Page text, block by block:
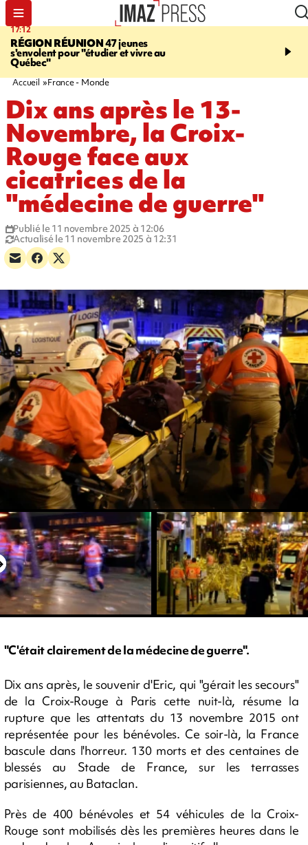
17:12
RÉGION RÉUNION47 jeunes
s'envolent pour "étudier et vivre au
Québec"
19:05
chute de 6 mètres lors
Accueil France - Monde
Dix ans après le 13-
Novembre, la Croix-
Rouge face aux
cicatrices de la
"médecine de guerre"
Publié le 11 novembre 2025 à 12:06
Actualisé le 11 novembre 2025 à 12:31
"C'était clairement de la médecine de guerre".
Dix ans après, le souvenir d'Eric, qui "gérait les secours"
de la Croix-Rouge à Paris cette nuit-là, résume la
rupture que les attentats du 13 novembre 2015 ont
représentée pour les bénévoles. Ce soir-là, la France
bascule dans l'horreur. 130 morts et des centaines de
blessés au Stade de France, sur les terrasses
parisiennes, au Bataclan.
Près de 400 bénévoles et 54 véhicules de la Croix-
Rouge sont mobilisés dès les premières heures dans le